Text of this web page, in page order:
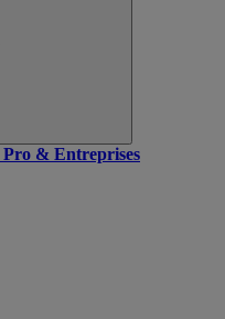
Pro & Entreprises